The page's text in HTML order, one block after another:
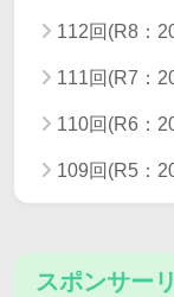
112回(R8：
111回(R7：
110回(R6：
109回(R5：
スポンサー